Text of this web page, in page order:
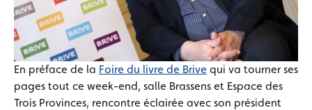
En préface de la Foire du livre de Brive qui va tourner ses
pages tout ce week-end, salle Brassens et Espace des
Trois Provinces, rencontre éclairée avec son président